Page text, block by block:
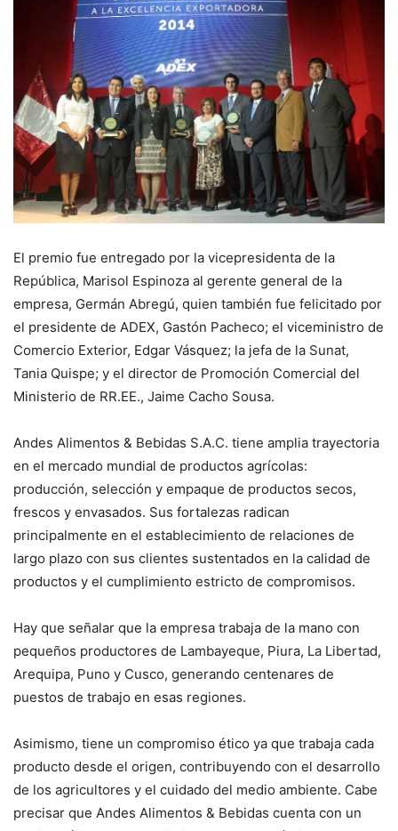
El premio fue entregado por la vicepresidenta de la
República, Marisol Espinoza al gerente general de la
empresa, Germán Abregú, quien también fue felicitado por
el presidente de ADEX, Gastón Pacheco; el viceministro de
Comercio Exterior, Edgar Vásquez; la jefa de la Sunat,
Tania Quispe; y el director de Promoción Comercial del
Ministerio de RR.EE., Jaime Cacho Sousa.
Andes Alimentos & Bebidas S.A.C. tiene amplia trayectoria
en el mercado mundial de productos agrícolas:
producción, selección y empaque de productos secos,
frescos y envasados. Sus fortalezas radican
principalmente en el establecimiento de relaciones de
largo plazo con sus clientes sustentados en la calidad de
productos y el cumplimiento estricto de compromisos.
Hay que señalar que la empresa trabaja de la mano con
pequeños productores de Lambayeque, Piura, La Libertad,
Arequipa, Puno y Cusco, generando centenares de
puestos de trabajo en esas regiones.
Asimismo, tiene un compromiso ético ya que trabaja cada
producto desde el origen, contribuyendo con el desarrollo
de los agricultores y el cuidado del medio ambiente. Cabe
precisar que Andes Alimentos & Bebidas cuenta con un